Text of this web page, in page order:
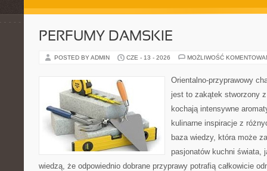
PERFUMY DAMSKIE
POSTED BY ADMIN CZE - 13 - 2026 MOŻLIWOŚĆ
Orientalno-przyprawowy
jest to zakątek stworzony
kochają intensywne
kulinarne inspiracje z
baza wiedzy, która może
pasjonatów kuchni świata,
wiedzą, że odpowiednio dobrane przyprawy potrafią całkowicie